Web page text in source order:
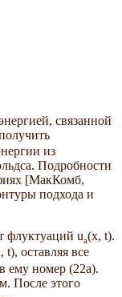
связанной
из
Подробности
[МакКомб,
подхода и
флуктуаций ua(x, t).
t), оставляя все
ему номер (22a).
После этого